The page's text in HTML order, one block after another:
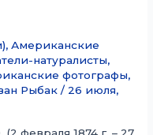
,Американские
натуралисты,
фотографы,
Рыбак/ 26 июля,